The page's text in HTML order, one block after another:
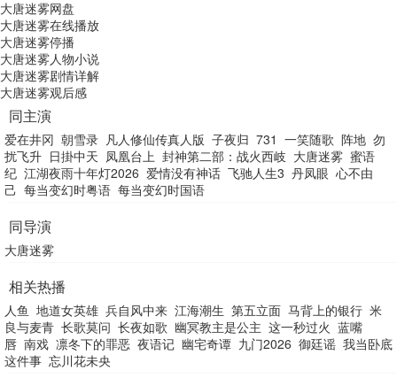
大唐迷雾网盘
大唐迷雾在线播放
大唐迷雾停播
大唐迷雾人物小说
大唐迷雾剧情详解
大唐迷雾观后感
同主演
爱在井冈 朝雪录 凡人修仙传真人版 子夜归 731 一笑随歌 阵地 勿
扰飞升 日掛中天 凤凰台上 封神第二部：战火西岐 大唐迷雾 蜜语
纪 江湖夜雨十年灯2026 爱情没有神话 飞驰人生3 丹凤眼 心不由
己 每当变幻时粤语 每当变幻时国语
同导演
大唐迷雾
相关热播
人鱼 地道女英雄 兵自风中来 江海潮生 第五立面 马背上的银行 米
良与麦青 长歌莫问 长夜如歌 幽冥教主是公主 这一秒过火 蓝嘴
唇 南戏 凛冬下的罪恶 夜语记 幽宅奇谭 九门2026 御廷谣 我当卧底
这件事 忘川花未央